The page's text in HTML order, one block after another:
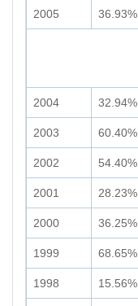
2005 36.93%
2004 32.94%
2003 60.40%
2002 54.40%
2001 28.23%
2000 36.25%
1999 68.65%
1998 15.56%